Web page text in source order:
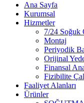
Ana Sayfa
Kurumsal
Hizmetler
7/24 Soğuk
Montaj
Periyodik
Orijinal
Finansal
Fizibilite
Faaliyet Alanları
Ürünler